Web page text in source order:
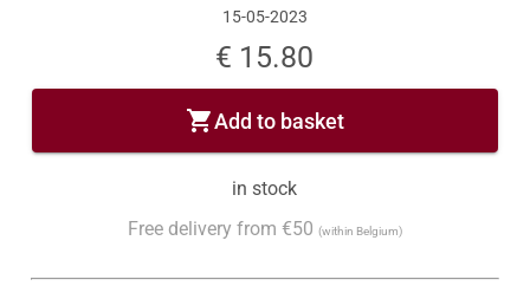
15-05-2023
€ 15.80
shopping_cartAdd to basket
in stock
Free delivery from €50 (within Belgium)